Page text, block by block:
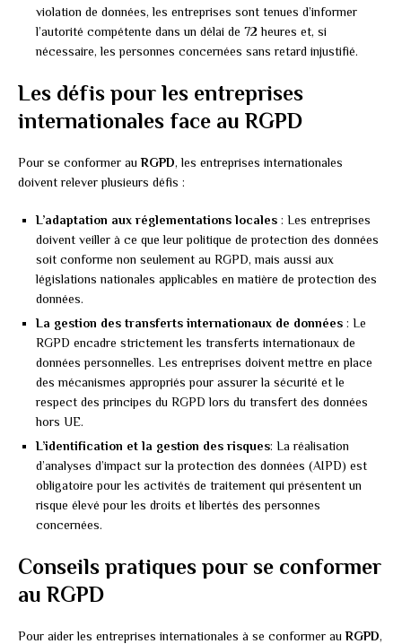
violation de données, les entreprises sont tenues d’informer
l’autorité compétente dans un délai de 72 heures et, si
nécessaire, les personnes concernées sans retard injustifié.
Les défis pour les entreprises
internationales face au RGPD
Pour se conformer auRGPD, les entreprises internationales
doivent relever plusieurs défis :
L’adaptation aux réglementations locales : Les entreprises
doivent veiller à ce que leur politique de protection des données
soit conforme non seulement au RGPD, mais aussi aux
législations nationales applicables en matière de protection des
données.
La gestion des transferts internationaux de données : Le
RGPD encadre strictement les transferts internationaux de
données personnelles. Les entreprises doivent mettre en place
des mécanismes appropriés pour assurer la sécurité et le
respect des principes du RGPD lors du transfert des données
hors UE.
L’identification et la gestion des risques: La réalisation
d’analyses d’impact sur la protection des données (AIPD) est
obligatoire pour les activités de traitement qui présentent un
risque élevé pour les droits et libertés des personnes
concernées.
Conseils pratiques pour se conformer
au RGPD
Pour aider les entreprises internationales à se conformer auRGPD,